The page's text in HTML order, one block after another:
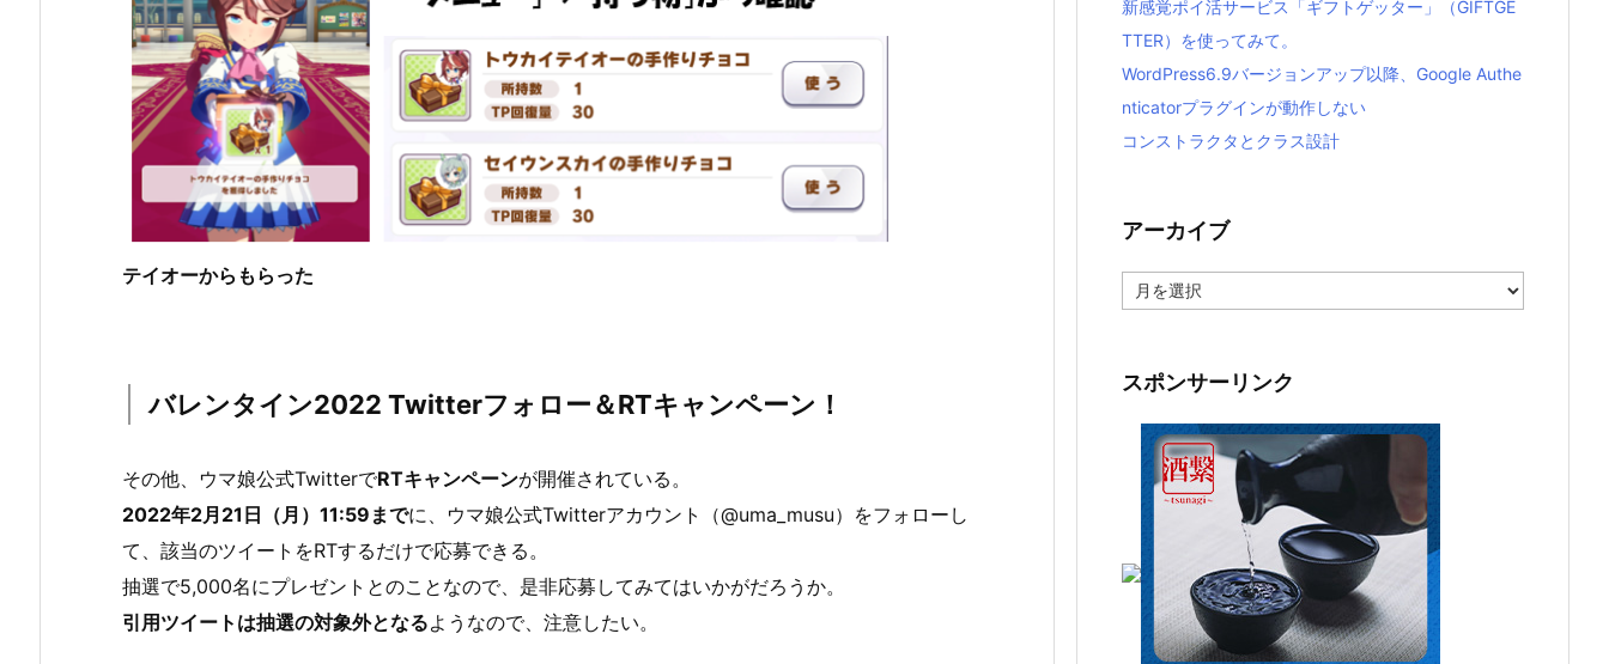
テイオーからもらった
バレンタイン2022 Twitterフォロー＆RTキャンペーン！
その他、ウマ娘公式TwitterでRTキャンペーンが開催されている。
2022年2月21日（月）11:59までに、ウマ娘公式Twitterアカウント（@uma_musu）をフォローし
て、該当のツイートをRTするだけで応募できる。
抽選で5,000名にプレゼントとのことなので、是非応募してみてはいかがだろうか。
引用ツイートは抽選の対象外となるようなので、注意したい。
新感覚ポイ活サービス「ギフトゲッター」（GIFTGE
TTER）を使ってみて。
WordPress6.9バージョンアップ以降、Google Authe
nticatorプラグインが動作しない
コンストラクタとクラス設計
アーカイブ
ー
ブ
スポンサーリンク